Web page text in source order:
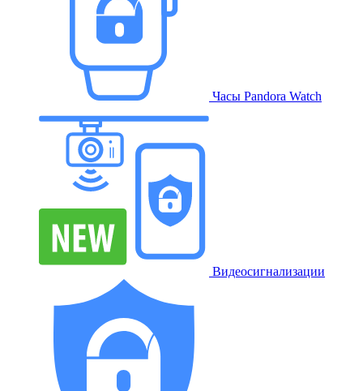
Часы Pandora Watch
Видеосигнализации